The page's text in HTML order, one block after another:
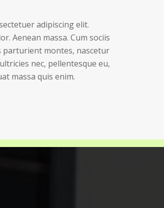
adipiscing elit.
Aenean massa. Cum sociis
parturient montes, nascetur
nec, pellentesque eu,
massa quis enim.